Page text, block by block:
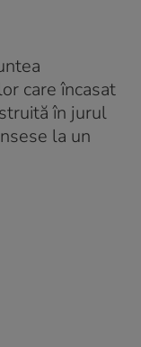
care încasat
în jurul
la un